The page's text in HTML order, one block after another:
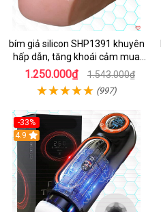
bím giả silicon SHP1391 khuyên
hấp dẫn, tăng khoái cảm mua
ngay
1.250.000₫ 1.543.000₫
(997)
-33%
Hot
4.9